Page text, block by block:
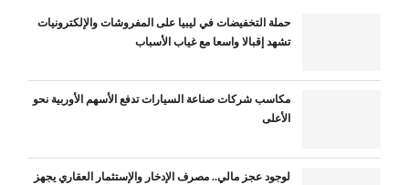
حملة التخفيضات في ليبيا على المفروشات والإلكترونيات
تشهد إقبالا واسعا مع غياب الأسباب
مكاسب شركات صناعة السيارات تدفع الأسهم الأوربية نحو
الأعلى
لوجود عجز مالي.. مصرف الإدخار والإستثمار العقاري يجهز